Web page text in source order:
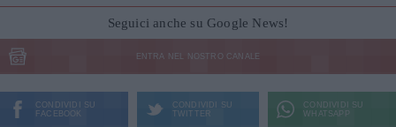
Seguici anche su Google News!
ENTRA NEL NOSTRO CANALE
CONDIVIDI SU
FACEBOOK
CONDIVIDI SU
TWITTER
CONDIVIDI SU
WHATSAPP